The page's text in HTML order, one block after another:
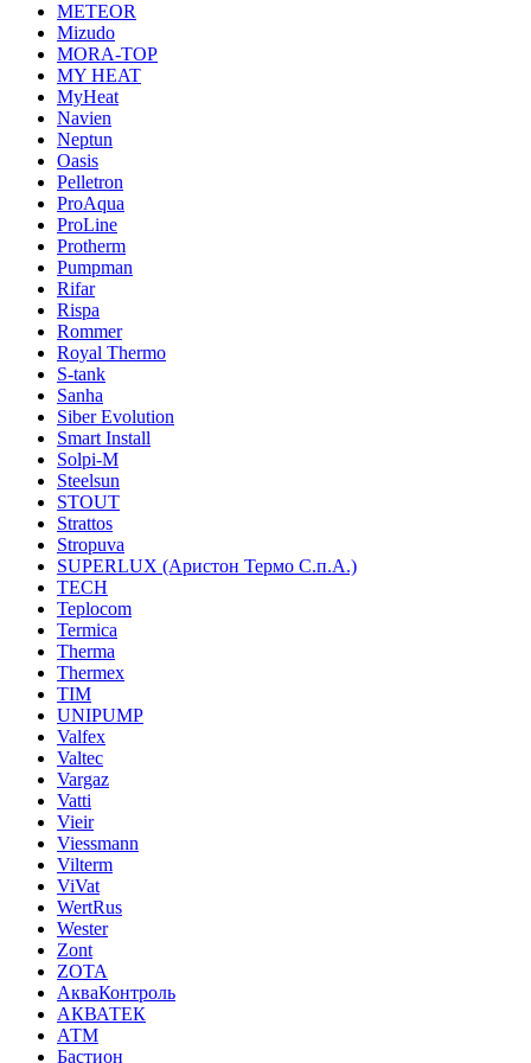
METEOR
Mizudo
MORA-TOP
MY HEAT
MyHeat
Navien
Neptun
Oasis
Pelletron
ProAqua
ProLine
Protherm
Pumpman
Rifar
Rispa
Rommer
Royal Thermo
S-tank
Sanha
Siber Evolution
Smart Install
Solpi-M
Steelsun
STOUT
Strattos
Stropuva
SUPERLUX (Аристон Термо С.п.А.)
TECH
Teplocom
Termica
Therma
Thermex
TIM
UNIPUMP
Valfex
Valtec
Vargaz
Vatti
Vieir
Viessmann
Vilterm
ViVat
WertRus
Wester
Zont
ZOTA
АкваКонтроль
АКВАТЕК
АТМ
Бастион